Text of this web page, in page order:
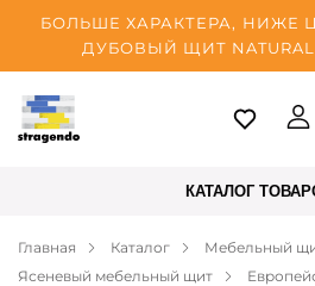
БОЛЬШЕ ХАРАКТЕРА, НИЖЕ
ДУБОВЫЙ ЩИТ
Таллинн
Оплата
КАТАЛОГ
Главная Каталог
Мебельный
Ясеневый мебельный щит